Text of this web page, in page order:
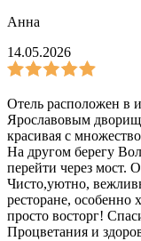
Анна
14.05.2026
Отель расположен в
Ярославовым
красивая с
На другом берегу
перейти через мост.
Чисто,уютно,
ресторане, особенно
просто восторг!
Процветания и